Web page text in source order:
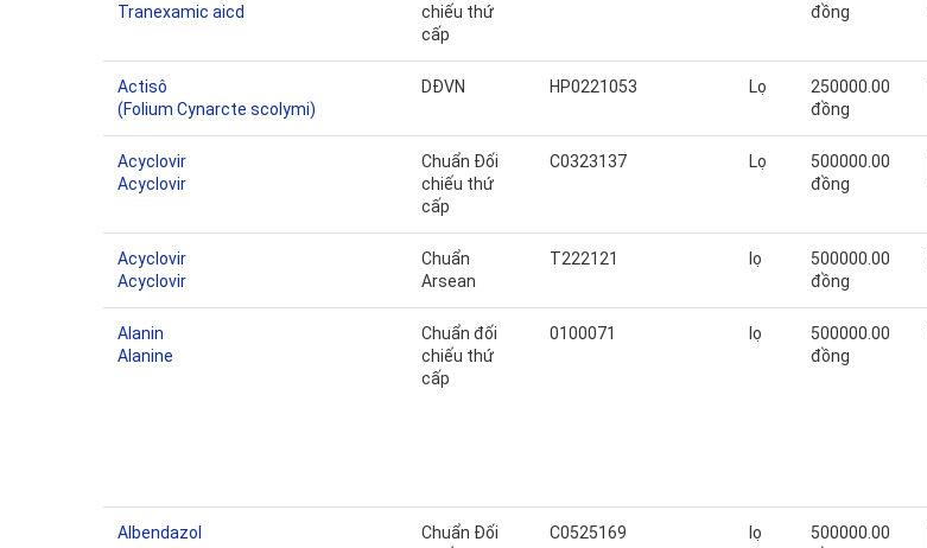
Tranexamic aicd
chiếu thứ
cấp
đồng
Actisô
(Folium Cynarcte scolymi)
DĐVN HP0221053 Lọ
250000.00
đồng
Acyclovir
Acyclovir
Chuẩn Đối
chiếu thứ
cấp
C0323137 Lọ
500000.00
đồng
Acyclovir
Acyclovir
Chuẩn
Arsean
T222121 lọ
500000.00
đồng
Alanin
Alanine
Chuẩn đối
chiếu thứ
cấp
0100071 lọ
500000.00
đồng
Albendazol
Chuẩn Đối
C0525169 lọ
500000.00